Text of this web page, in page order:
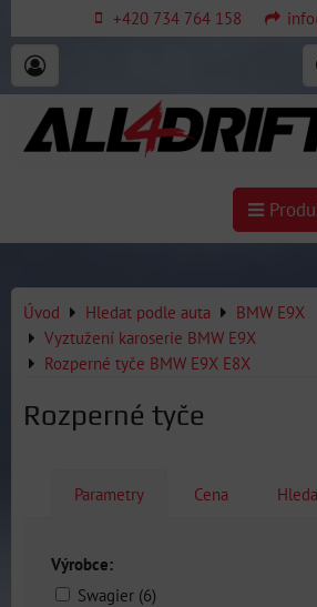
+420 734 764 158
Úvod Hledat podle auta
BMW E9X
Vyztužení karoserie BMW E9X
Rozperné tyče BMW E9X E8X
Rozperné tyče
Parametry Cena
Výrobce:
Swagier (6)